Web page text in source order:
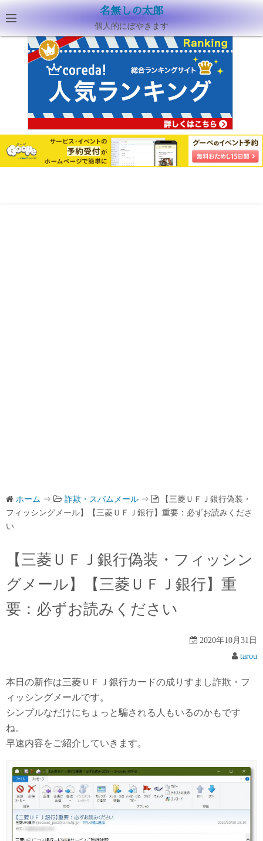
名無しの太郎
個人的にぼやきます
ホーム ⇒ 詐欺・スパムメール ⇒
【三菱ＵＦＪ銀行偽装・
フィッシングメール】【三菱ＵＦＪ銀行】重要：必ずお読みくださ
い
【三菱ＵＦＪ銀行偽装・フィッシン
グメール】【三菱ＵＦＪ銀行】重
要：必ずお読みください
2020年10月31日
tarou
本日の新作は三菱ＵＦＪ銀行カードの成りすまし詐欺・フ
ィッシングメールです。
シンプルなだけにちょっと騙される人もいるのかもです
ね。
早速内容をご紹介していきます。